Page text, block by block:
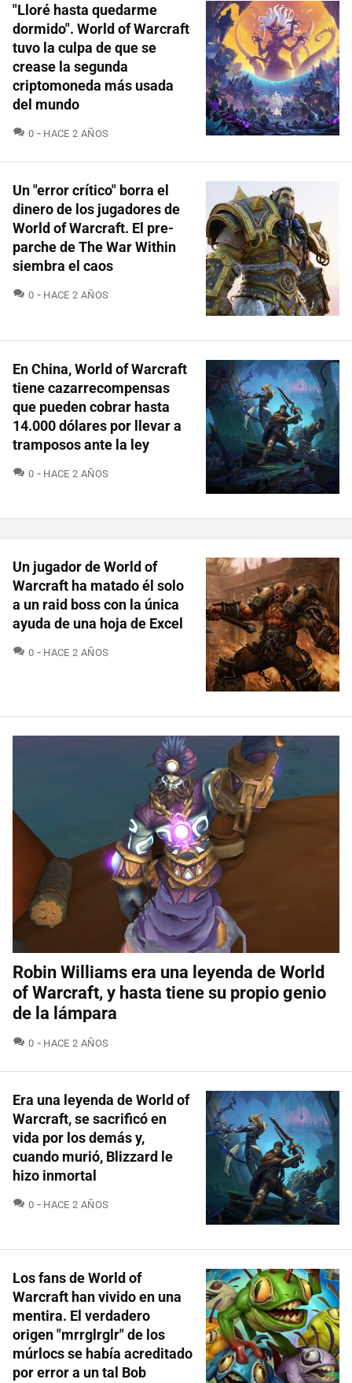
"Lloré hasta quedarme
dormido". World of Warcraft
tuvo la culpa de que se
crease la segunda
criptomoneda más usada
del mundo
0 COMENTARIOS
HACE 2 AÑOS
Un "error crítico" borra el
dinero de los jugadores de
World of Warcraft. El pre-
parche de The War Within
siembra el caos
0 COMENTARIOS
HACE 2 AÑOS
En China, World of Warcraft
tiene cazarrecompensas
que pueden cobrar hasta
14.000 dólares por llevar a
tramposos ante la ley
0 COMENTARIOS
HACE 2 AÑOS
Un jugador de World of
Warcraft ha matado él solo
a un raid boss con la única
ayuda de una hoja de Excel
0 COMENTARIOS
HACE 2 AÑOS
Robin Williams era una leyenda de World
of Warcraft, y hasta tiene su propio genio
de la lámpara
0 COMENTARIOS
HACE 2 AÑOS
Era una leyenda de World of
Warcraft, se sacrificó en
vida por los demás y,
cuando murió, Blizzard le
hizo inmortal
0 COMENTARIOS
HACE 2 AÑOS
Los fans de World of
Warcraft han vivido en una
mentira. El verdadero
origen "mrrglrglr" de los
múrlocs se había acreditado
por error a un tal Bob